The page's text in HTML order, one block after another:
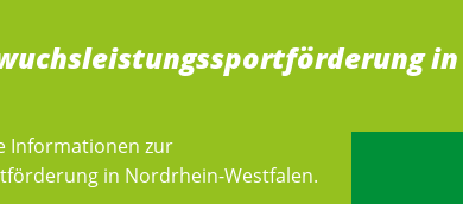
Informationen zur
in Nordrhein-Westfalen.